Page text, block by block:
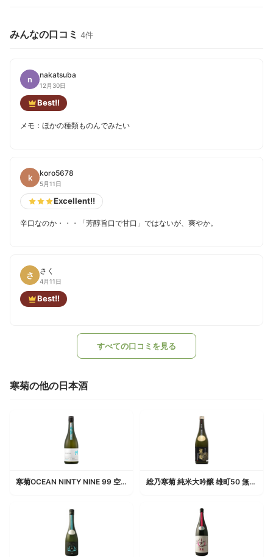
みんなの口コミ 4件
n nakatsuba
12月30日
Best!!
メモ：ほかの種類ものんでみたい
k koro5678
5月11日
Excellent!!
辛口なのか・・・「芳醇旨口で甘口」ではないが、爽やか。
さ さく
4月11日
Best!!
すべての口コミを見る
寒菊の他の日本酒
寒菊OCEAN NINTY NINE 99 空海 Inflight 無濾過一度火入原酒 総乃寒菊 純米大吟醸 雄町50 無濾過生酒